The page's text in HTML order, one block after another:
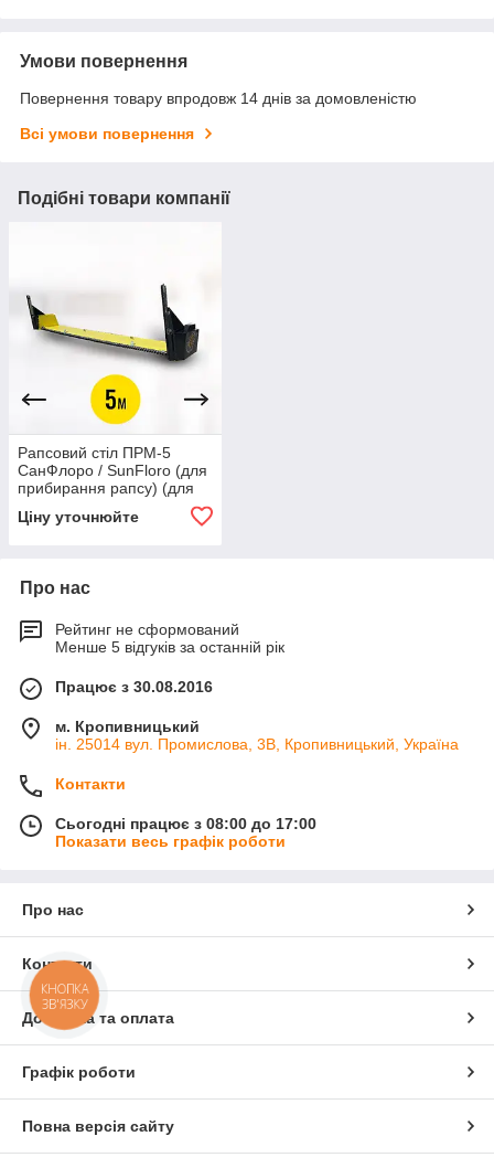
Умови повернення
Повернення товару впродовж 14 днів за домовленістю
Всі умови повернення
Подібні товари компанії
Рапсовий стіл ПРМ-5
СанФлоро / SunFloro (для
прибирання рапсу) (для
2КПМ-1, ЖУ-5, РСМ
Ціну уточнюйте
Про нас
Рейтинг не сформований
Менше 5 відгуків за останній рік
Працює з 30.08.2016
м. Кропивницький
ін. 25014 вул. Промислова, 3В, Кропивницький, Україна
Контакти
Сьогодні працює з 08:00 до 17:00
Показати весь графік роботи
Про нас
Контакти
Доставка та оплата
Графік роботи
Повна версія сайту
КНОПКА
ЗВ'ЯЗКУ